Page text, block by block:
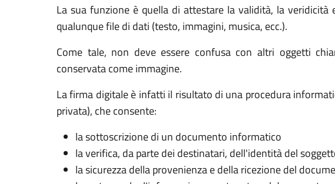
La sua funzione è quella di attestare la validità, la
qualunque file di dati (testo, immagini, musica, ecc.).
Come tale, non deve essere confusa con altri oggetti
conservata come immagine.
La firma digitale è infatti il risultato di una procedura
privata), che consente:
la sottoscrizione di un documento informatico
la verifica, da parte dei destinatari, dell'identità del
la sicurezza della provenienza e della ricezione del